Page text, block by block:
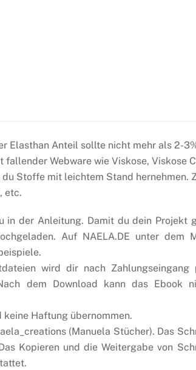
Elasthan Anteil sollte nicht mehr als 2-
Webware wie Viskose, Viskose
Stoffe mit leichtem Stand hernehmen.
etc.
der Anleitung. Damit du dein Projekt
Auf NAELA.DE unter dem
wird dir nach Zahlungseingang
dem Download kann das Ebook
Haftung übernommen.
(Manuela Stücher). Das
Kopieren und die Weitergabe von